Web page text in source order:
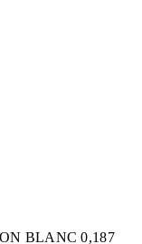
BLANC 0,187